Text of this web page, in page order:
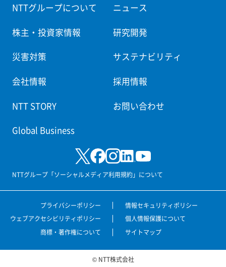
NTTグループについて ニュース
株主・投資家情報 研究開発
災害対策 サステナビリティ
会社情報 採用情報
NTT STORY お問い合わせ
Global Business
NTTグループ「ソーシャルメディア利用規約」について
プライバシーポリシー
情報セキュリティポリシー
ウェブアクセシビリティポリシー
個人情報保護について
商標・著作権について
サイトマップ
© NTT株式会社